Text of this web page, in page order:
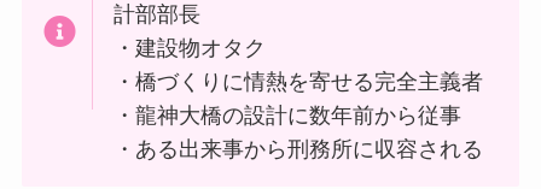
計部部長
・建設物オタク
・橋づくりに情熱を寄せる完全主義者
・龍神大橋の設計に数年前から従事
・ある出来事から刑務所に収容される